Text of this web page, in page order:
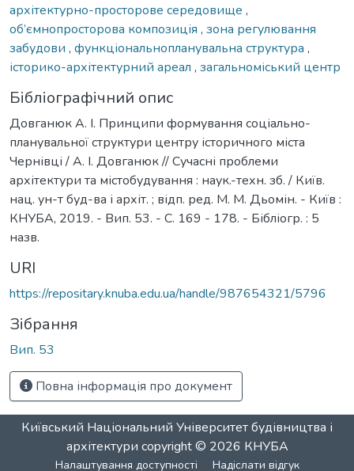
архітектурно-просторове середовище ,
об’ємнопросторова композиція , зона регулювання
забудови , функціональнопланувальна структура ,
історико-архітектурний ареал , загальноміський центр
Бібліографічний опис
Довганюк А. І. Принципи формування соціально-
планувальної структури центру історичного міста
Чернівці / А. І. Довганюк // Сучасні проблеми
архітектури та містобудування : наук.-техн. зб. / Київ.
нац. ун-т буд-ва і архіт. ; відп. ред. М. М. Дьомін. - Київ :
КНУБА, 2019. - Вип. 53. - С. 169 - 178. - Бібліогр. : 5
назв.
URI
https://repositary.knuba.edu.ua/handle/987654321/5796
Зібрання
Вип. 53
Повна інформація про документ
Київський Національний Університет будівництва і
архітектури copyright © 2026 КНУБА
Налаштування доступності Надіслати відгук